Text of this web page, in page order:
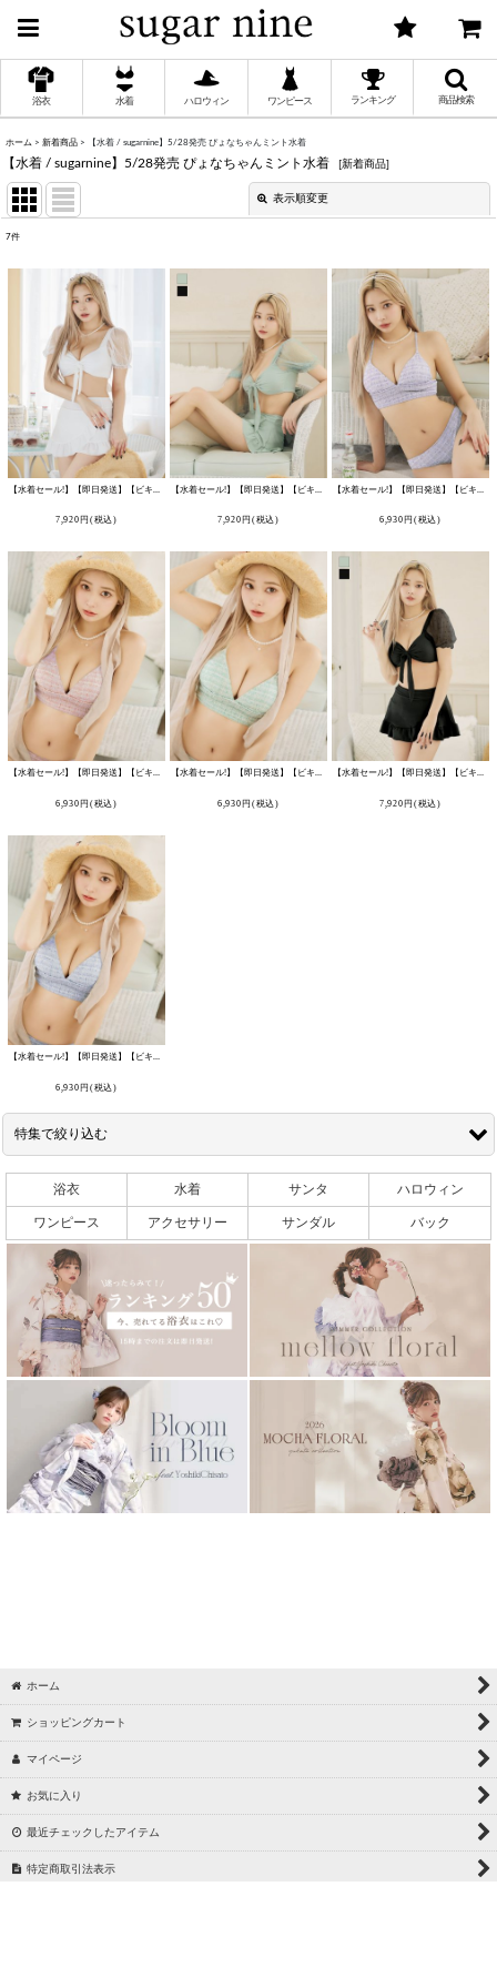
浴衣 水着 ハロウィン ワンピース ランキング 商品検索
ホーム > 新着商品 > 【水着 / sugarnine】5/28発売 ぴょなちゃんミント水着
【水着 / sugarnine】5/28発売 ぴょなちゃんミント水着 [新着商品]
表示順変更
:
絞り込む
7件
M218dzj-
7,920 円 (税込) 7,920 円 (税込) 6,930 円 (税込)
【水着セール!】【即日発送】【ビキニ】【水着】 ツイードプリント トライアングル ビキニ 2点セット[FB01] M213-
6,930 円 (税込)
【水着セール!】【即日発送】【ビキニ】【水着】 ツイードプリント トライアングル ビキニ 2点セット[FB01]
6,930 円 (税込)
【水着セール!】【即日発送】【ビキニ】ドットシアースリーブスカート付きビキニ 3点セット【水着】[FB01]
7,920 円 (税込)
【水着セール!】【即日発送】【ビキニ】【水着】 ツイードプリント トライアングル ビキニ 2点セット[FB01]
6,930円 (税込)
特集で絞り込む
【ハロウィン / sugarnine】8/5 吉木千沙都Vol２
【ハロウィン / sugarnine】7/30 ちいぽぽvol1漢服企画
【浴衣 / sugar nine】浴衣セール2026
NAMICS presents TGC 新潟 2026 sugarnine着用一覧
【浴衣 / sugarnine】吸水速乾浴衣
【浴衣 / sugarnine】6/15 Riu×sugarnineコラボ浴衣
【水着 / sugarnine】6/5_中野恵那_スパンコール水着
【浴衣 / sugarnine】5/27 Kirari着用浴衣
【浴衣 / sugarnine】5/8 ぴょな BOLD BLOOM
【浴衣 / sugarnine】5/2 菅野結以セパレート浴衣
【水着 / sugarnine】4/25 吉木千沙都(ちぃぽぽ)フリルビジュー水着
浴衣 水着 サンタ ハロウィン
ワンピース アクセサリー サンダル バック
ホーム
ショッピングカート
マイページ
お気に入り
最近チェックしたアイテム
特定商取引法表示